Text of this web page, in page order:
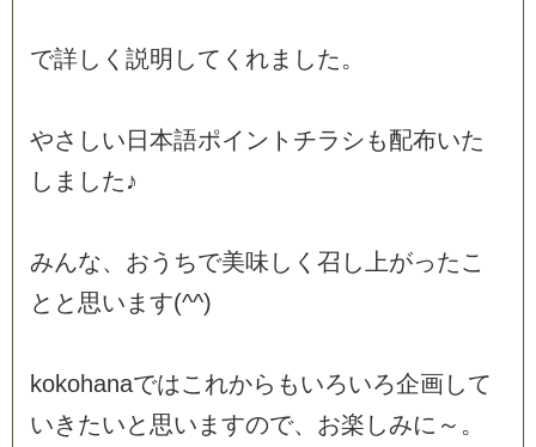
で詳し く 説明 して く れま した。
やさ しい 日 本語ポイ ン ト チラ シも配布いた
し ま した♪
みんな、 おう ちで美味 し く 召 し 上がったこ
と と 思い ま す(^^)
kokohanaではこ れから もいろいろ企画して
いき たいと 思い ま すので、 お楽 しみに ～ 。